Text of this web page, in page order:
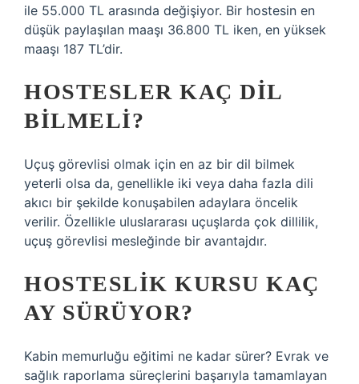
ile 55.000 TL arasında değişiyor. Bir hostesin en
düşük paylaşılan maaşı 36.800 TL iken, en yüksek
maaşı 187 TL’dir.
HOSTESLER KAÇ DIL
BILMELI?
Uçuş görevlisi olmak için en az bir dil bilmek
yeterli olsa da, genellikle iki veya daha fazla dili
akıcı bir şekilde konuşabilen adaylara öncelik
verilir. Özellikle uluslararası uçuşlarda çok dillilik,
uçuş görevlisi mesleğinde bir avantajdır.
HOSTESLIK KURSU KAÇ
AY SÜRÜYOR?
Kabin memurluğu eğitimi ne kadar sürer? Evrak ve
sağlık raporlama süreçlerini başarıyla tamamlayan